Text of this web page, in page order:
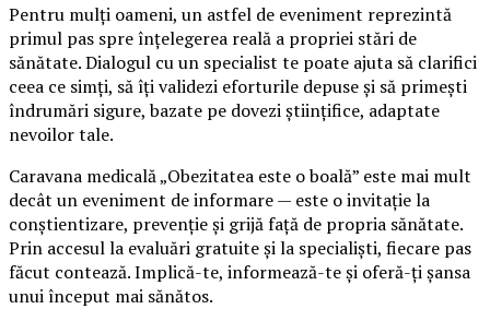
Pentru mulți oameni, un astfel de eveniment reprezintă
primul pas spre înțelegerea reală a propriei stări de
sănătate. Dialogul cu un specialist te poate ajuta să clarifici
ceea ce simți, să îți validezi eforturile depuse și să primești
îndrumări sigure, bazate pe dovezi științifice, adaptate
nevoilor tale.
Caravana medicală „Obezitatea este o boală” este mai mult
decât un eveniment de informare — este o invitație la
conștientizare, prevenție și grijă față de propria sănătate.
Prin accesul la evaluări gratuite și la specialiști, fiecare pas
făcut contează. Implică-te, informează-te și oferă-ți șansa
unui început mai sănătos.